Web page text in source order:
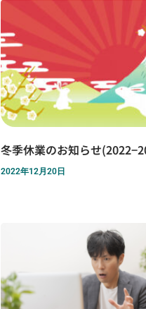
冬季休業のお知らせ
2022年12月20日